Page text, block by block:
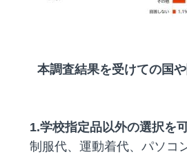
本調査結果を受けての国
1.学校指定品以外の選択を
制服代、運動着代、パソコ